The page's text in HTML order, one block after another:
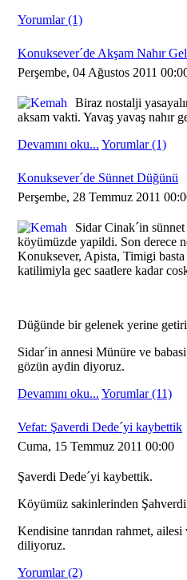
Yorumlar (1)
Konuksever´de Akşam Nahır
Perşembe, 04 Ağustos 2011
Biraz nostalji
aksam vakti. Yavaş yavaş nahır
Devamını oku... Yorumlar (1)
Konuksever´de Sünnet Düğünü
Perşembe, 28 Temmuz 2011
Sidar Cinak´in
köyümüzde yapildi. Son derece
Konuksever, Apista, Timigi
katilimiyla gec saatlere kadar
Düğünde bir gelenek yerine
Sidar´in annesi Münüre ve
gözün aydin diyoruz.
Devamını oku... Yorumlar (11)
Vefat: Şaverdi Dede´yi kaybettik
Cuma, 15 Temmuz 2011 00:00
Şaverdi Dede´yi kaybettik.
Köyümüz sakinlerinden
Kendisine tanrıdan rahmet, ailesi
diliyoruz.
Yorumlar (2)